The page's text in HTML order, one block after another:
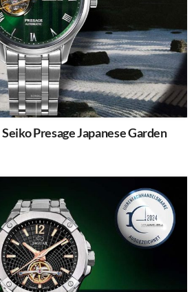
Presage Japanese Garden